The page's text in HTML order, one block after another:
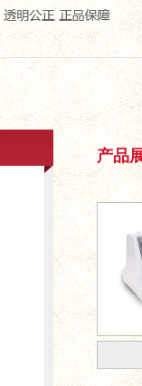
产品